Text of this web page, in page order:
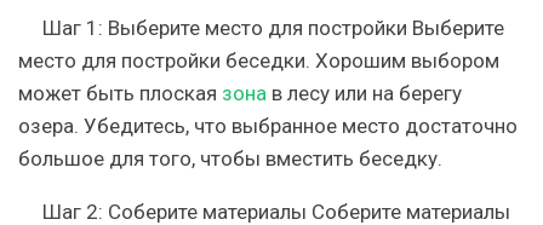
Шаг 1: Выберите место для постройки Выберите
место для постройки беседки. Хорошим выбором
может быть плоская зона в лесу или на берегу
озера. Убедитесь, что выбранное место достаточно
большое для того, чтобы вместить беседку.
Шаг 2: Соберите материалы Соберите материалы